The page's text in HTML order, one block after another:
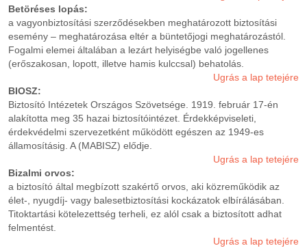
Betöréses lopás:
a vagyonbiztosítási szerződésekben meghatározott biztosítási
esemény – meghatározása eltér a büntetőjogi meghatározástól.
Fogalmi elemei általában a lezárt helyiségbe való jogellenes
(erőszakosan, lopott, illetve hamis kulccsal) behatolás.
Ugrás a lap tetejére
BIOSZ:
Biztosító Intézetek Országos Szövetsége. 1919. február 17-én
alakította meg 35 hazai biztosítóintézet. Érdekképviseleti,
érdekvédelmi szervezetként működött egészen az 1949-es
államosításig. A (MABISZ) elődje.
Ugrás a lap tetejére
Bizalmi orvos:
a biztosító által megbízott szakértő orvos, aki közreműködik az
élet-, nyugdíj- vagy balesetbiztosítási kockázatok elbírálásában.
Titoktartási kötelezettség terheli, ez alól csak a biztosított adhat
felmentést.
Ugrás a lap tetejére